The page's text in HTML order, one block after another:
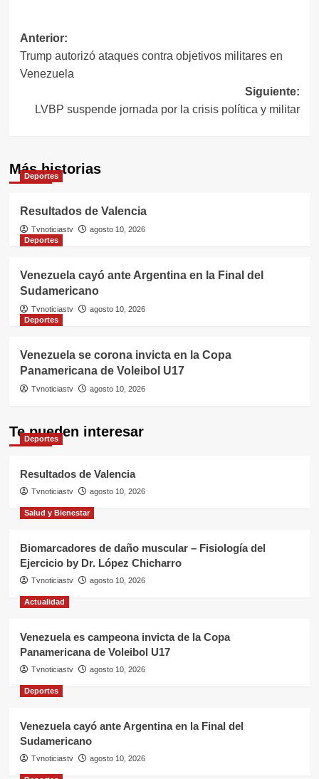
Navegación
de
Anterior:
Trump autorizó ataques contra objetivos militares en
Venezuela
Siguiente:
LVBP suspende jornada por la crisis política y militar
Más historias
Deportes
Resultados de Valencia
Tvnoticiastv
agosto 10, 2026
Deportes
Venezuela cayó ante Argentina en la Final del
Sudamericano
Tvnoticiastv
agosto 10, 2026
Deportes
Venezuela se corona invicta en la Copa
Panamericana de Voleibol U17
Tvnoticiastv agosto 10, 2026
Te pueden interesar
Deportes
Resultados de Valencia
Tvnoticiastv agosto 10, 2026
Salud y Bienestar
Biomarcadores de daño muscular – Fisiología del
Ejercicio by Dr. López Chicharro
Tvnoticiastv agosto 10, 2026
Actualidad
Venezuela es campeona invicta de la Copa
Panamericana de Voleibol U17
Tvnoticiastv agosto 10, 2026
Deportes
Venezuela cayó ante Argentina en la Final del
Sudamericano
Tvnoticiastv agosto 10, 2026